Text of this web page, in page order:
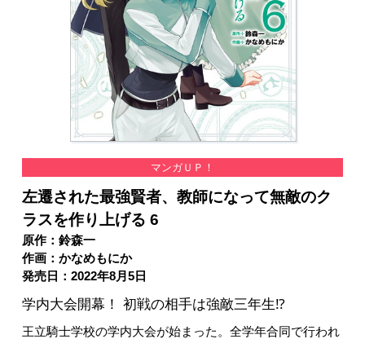
マンガＵＰ！
左遷された最強賢者、教師になって無敵のク
ラスを作り上げる 6
原作：鈴森一
作画：かなめもにか
発売日：2022年8月5日
学内大会開幕！ 初戦の相手は強敵三年生⁉
王立騎士学校の学内大会が始まった。全学年合同で行われ